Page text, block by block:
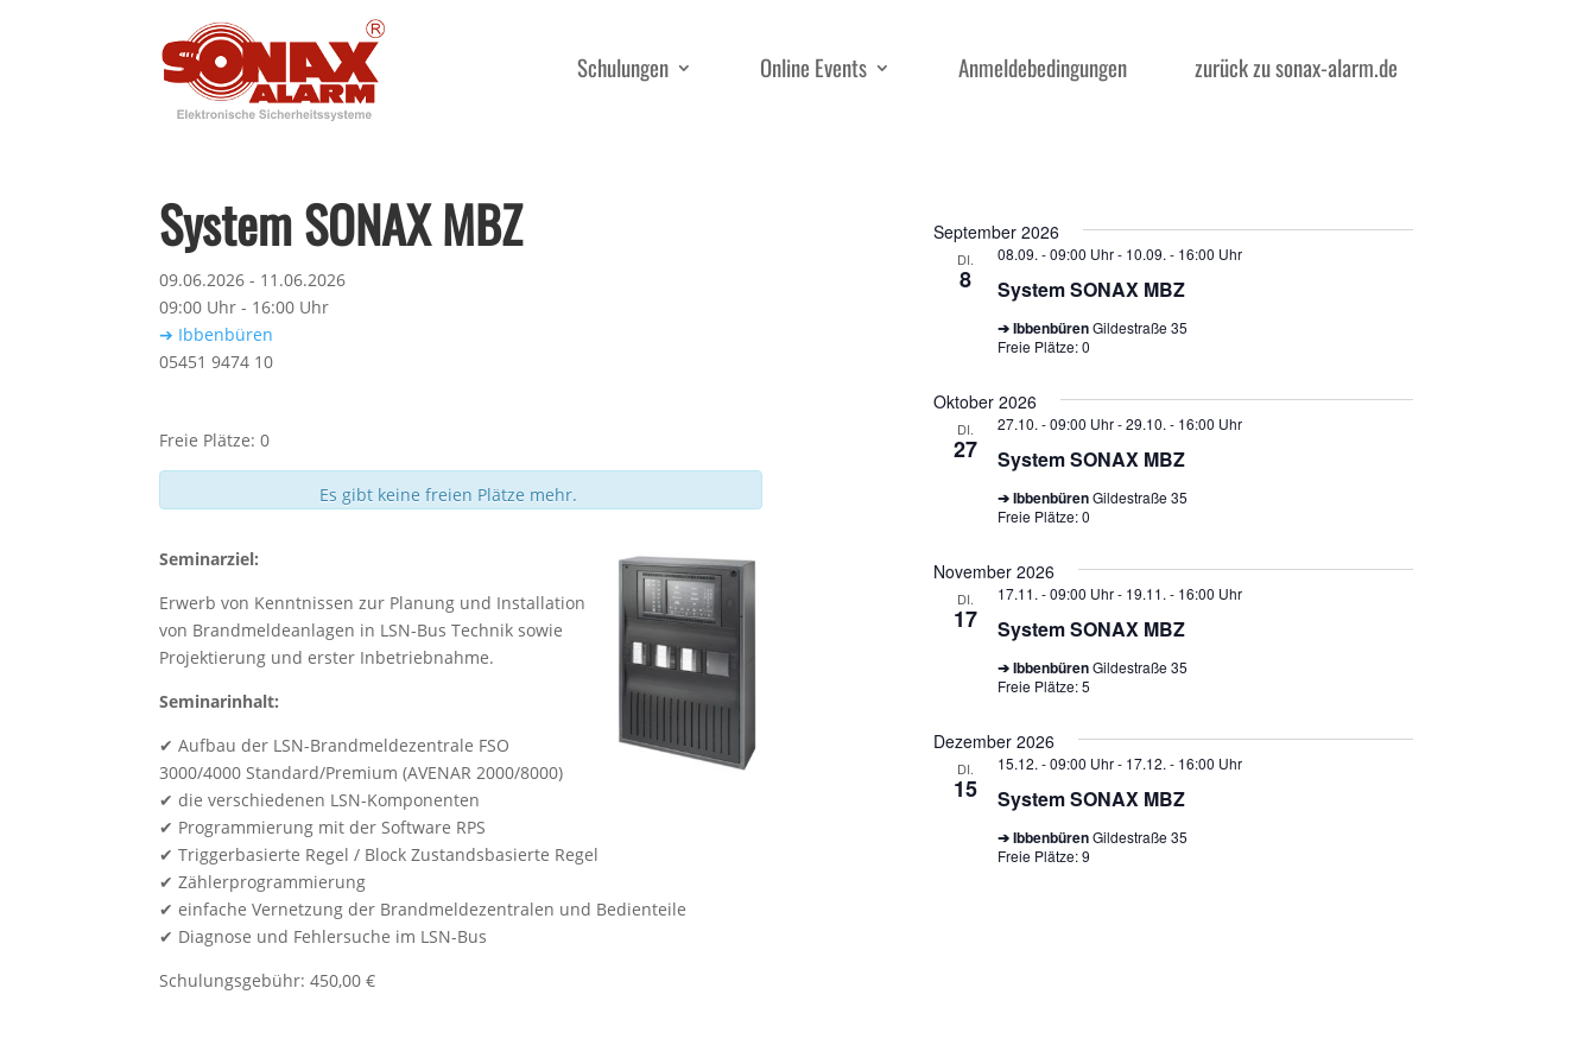
Schulungen Online Events Anmeldebedingungen zurück zu sonax-alarm.de
System SONAX MBZ
09.06.2026 - 11.06.2026
09:00 Uhr - 16:00 Uhr
➔ Ibbenbüren
05451 9474 10
Freie Plätze: 0
Es gibt keine freien Plätze mehr.
Seminarziel:
Erwerb von Kenntnissen zur Planung und Installation
von Brandmeldeanlagen in LSN-Bus Technik sowie
Projektierung und erster Inbetriebnahme.
Seminarinhalt:
✔ Aufbau der LSN-Brandmeldezentrale FSO
3000/4000 Standard/Premium (AVENAR 2000/8000)
✔ die verschiedenen LSN-Komponenten
✔ Programmierung mit der Software RPS
✔ Triggerbasierte Regel / Block Zustandsbasierte Regel
✔ Zählerprogrammierung
✔ einfache Vernetzung der Brandmeldezentralen und Bedienteile
✔ Diagnose und Fehlersuche im LSN-Bus
Schulungsgebühr: 450,00 €
Alle Termine
September 2026
DI.
8 System SONAX MBZ
08.09. - 09:00 Uhr- 10.09. - 16:00 Uhr
➔ IbbenbürenGildestraße 35
Freie Plätze: 0
Oktober 2026
DI.
27 System SONAX MBZ
27.10. - 09:00 Uhr-29.10. - 16:00 Uhr
➔ IbbenbürenGildestraße 35
Freie Plätze: 0
November 2026
DI.
17 System SONAX MBZ
17.11. - 09:00 Uhr- 19.11. - 16:00 Uhr
➔ IbbenbürenGildestraße 35
Freie Plätze: 5
Dezember 2026
DI.
15 System SONAX MBZ
15.12. - 09:00 Uhr- 17.12. - 16:00 Uhr
➔ IbbenbürenGildestraße 35
Freie Plätze: 9